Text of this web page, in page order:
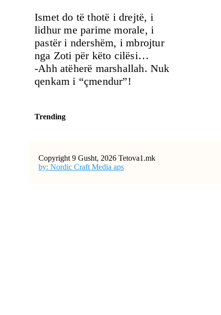
Ismet do të thotë i drejtë, i
lidhur me parime morale, i
pastër i ndershëm, i mbrojtur
nga Zoti për këto cilësi…
-Ahh atëherë marshallah. Nuk
qenkam i “çmendur”!
Trending
Copyright 9 Gusht, 2026 Tetova1.mk
by: Nordic Craft Media aps